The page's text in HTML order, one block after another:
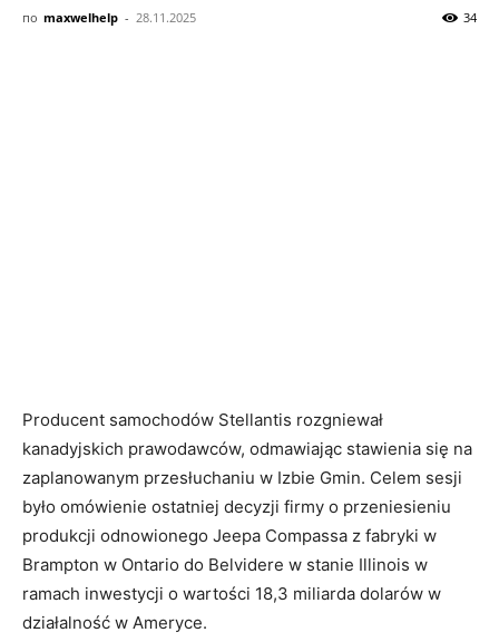
по maxwelhelp - 28.11.2025 34
Producent samochodów Stellantis rozgniewał
kanadyjskich prawodawców, odmawiając stawienia się na
zaplanowanym przesłuchaniu w Izbie Gmin. Celem sesji
było omówienie ostatniej decyzji firmy o przeniesieniu
produkcji odnowionego Jeepa Compassa z fabryki w
Brampton w Ontario do Belvidere w stanie Illinois w
ramach inwestycji o wartości 18,3 miliarda dolarów w
działalność w Ameryce.